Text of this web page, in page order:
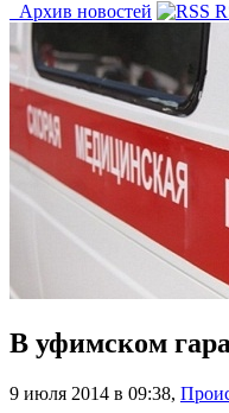
Архив новостей
В уфимском
9 июля 2014 в 09:38,